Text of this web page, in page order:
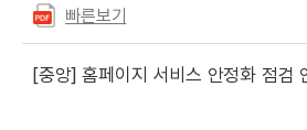
빠른보기
[중앙] 홈페이지 서비스 안정화 점검 안내